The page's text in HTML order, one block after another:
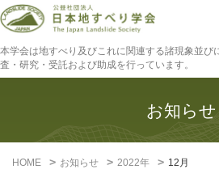
本学会は地すべり及びこれに関連する諸現象並び
査・研究・受託および助成を行っています。
お知らせ
HOME お知らせ 2022年 12月